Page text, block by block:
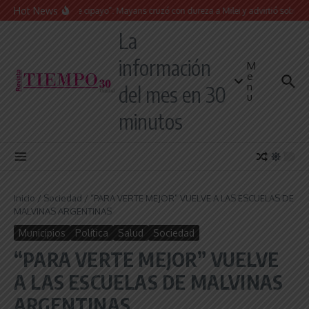
Saltar al contenido
Hot News
“Presidente cipayo”: Mayans cruzó con dureza a Milei y advirtió sobre un
La
información
del mes en 30
minutos
M
e
n
u
Inicio / Sociedad / “PARA VERTE MEJOR” VUELVE A LAS ESCUELAS DE
MALVINAS ARGENTINAS
Municipios Política Salud Sociedad
“PARA VERTE MEJOR” VUELVE
A LAS ESCUELAS DE MALVINAS